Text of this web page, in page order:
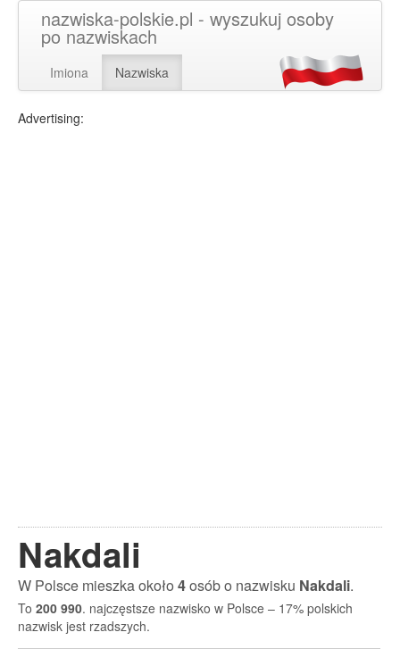
nazwiska-polskie.pl - wyszukuj osoby
po nazwiskach
Imiona Nazwiska
Advertising:
Nakdali
W Polsce mieszka około4osób o nazwisku Nakdali.
To 200 990. najczęstsze nazwisko w Polsce – 17% polskich
nazwisk jest rzadszych.